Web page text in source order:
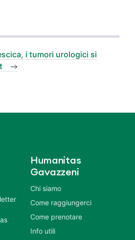
i tumori urologici si
Humanitas
Gavazzeni
Chi siamo
Come raggiungerci
Come prenotare
Info utili